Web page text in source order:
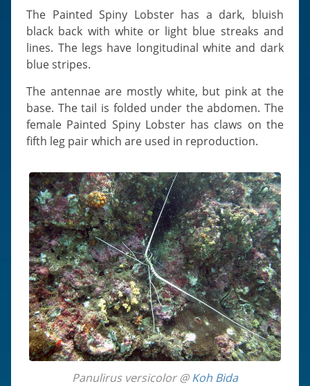
The Painted Spiny Lobster has a dark, bluish
black back with white or light blue streaks and
lines. The legs have longitudinal white and dark
blue stripes.
The antennae are mostly white, but pink at the
base. The tail is folded under the abdomen. The
female Painted Spiny Lobster has claws on the
fifth leg pair which are used in reproduction.
Panulirus versicolor @Koh Bida